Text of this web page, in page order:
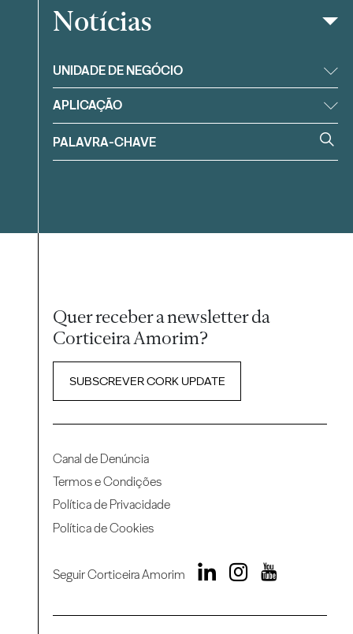
Filtrar
Notícias
UNIDADE DE NEGÓCIO
APLICAÇÃO
Quer receber a newsletter da
Corticeira Amorim?
SUBSCREVER CORK UPDATE
Canal de Denúncia
Termos e Condições
Política de Privacidade
Política de Cookies
Seguir Corticeira Amorim